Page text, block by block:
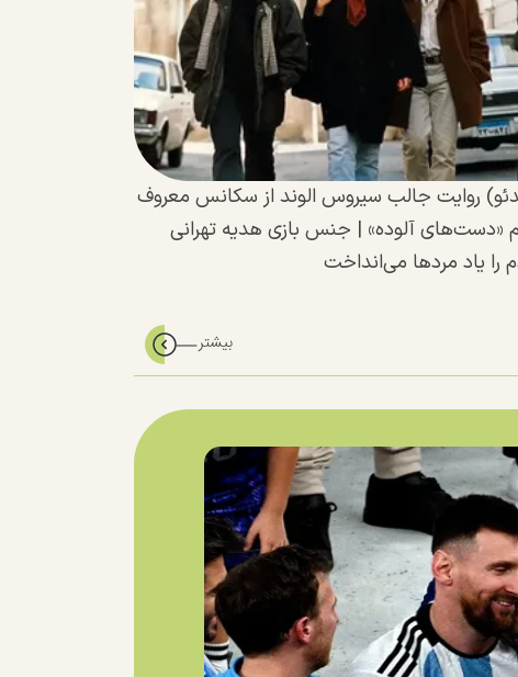
روایت جالب سیروس الوند از سکانس معروف
«دست‌های آلوده» | جنس بازی هدیه تهرانی
را یاد مردها می‌انداخت